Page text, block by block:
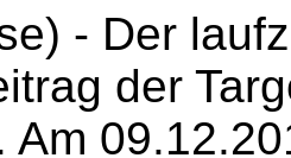
- Der
der
Am